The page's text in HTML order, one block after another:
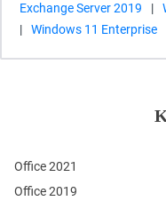
Exchange Server 2019
|
|
Windows 11 Enterprise
Office 2021
Office 2019